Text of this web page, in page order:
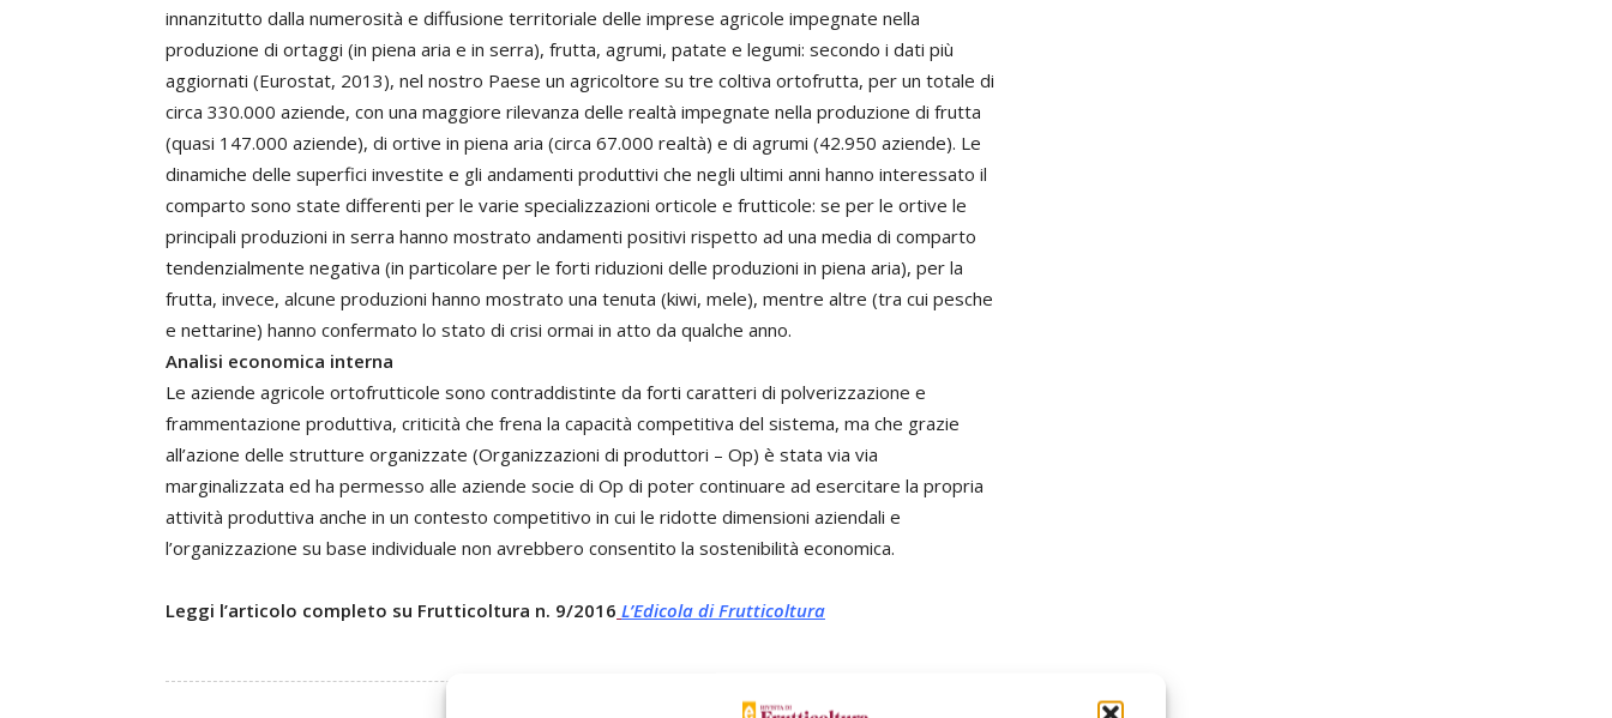
innanzitutto dalla numerosità e diffusione territoriale delle imprese agricole impegnate nella
produzione di ortaggi (in piena aria e in serra), frutta, agrumi, patate e legumi: secondo i dati più
aggiornati (Eurostat, 2013), nel nostro Paese un agricoltore su tre coltiva ortofrutta, per un totale di
circa 330.000 aziende, con una maggiore rilevanza delle realtà impegnate nella produzione di frutta
(quasi 147.000 aziende), di ortive in piena aria (circa 67.000 realtà) e di agrumi (42.950 aziende). Le
dinamiche delle superfici investite e gli andamenti produttivi che negli ultimi anni hanno interessato il
comparto sono state differenti per le varie specializzazioni orticole e frutticole: se per le ortive le
principali produzioni in serra hanno mostrato andamenti positivi rispetto ad una media di comparto
tendenzialmente negativa (in particolare per le forti riduzioni delle produzioni in piena aria), per la
frutta, invece, alcune produzioni hanno mostrato una tenuta (kiwi, mele), mentre altre (tra cui pesche
e nettarine) hanno confermato lo stato di crisi ormai in atto da qualche anno.
Analisi economica interna
Le aziende agricole ortofrutticole sono contraddistinte da forti caratteri di polverizzazione e
frammentazione produttiva, criticità che frena la capacità competitiva del sistema, ma che grazie
all’azione delle strutture organizzate (Organizzazioni di produttori – Op) è stata via via
marginalizzata ed ha permesso alle aziende socie di Op di poter continuare ad esercitare la propria
attività produttiva anche in un contesto competitivo in cui le ridotte dimensioni aziendali e
l’organizzazione su base individuale non avrebbero consentito la sostenibilità economica.
Leggi l’articolo completo su Frutticoltura n. 9/2016 L’Edicola di Frutticoltura